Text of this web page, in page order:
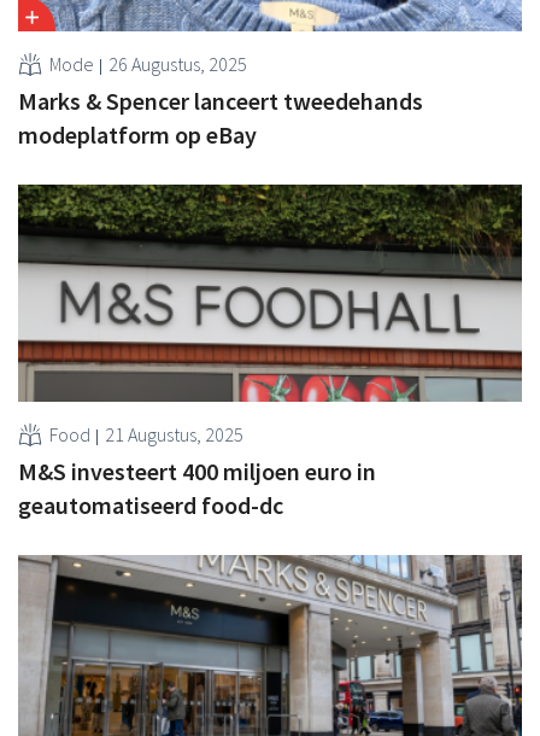
Mode 26 Augustus, 2025
Marks & Spencer lanceert tweedehands
modeplatform op eBay
Food 21 Augustus, 2025
M&S investeert 400 miljoen euro in
geautomatiseerd food-dc